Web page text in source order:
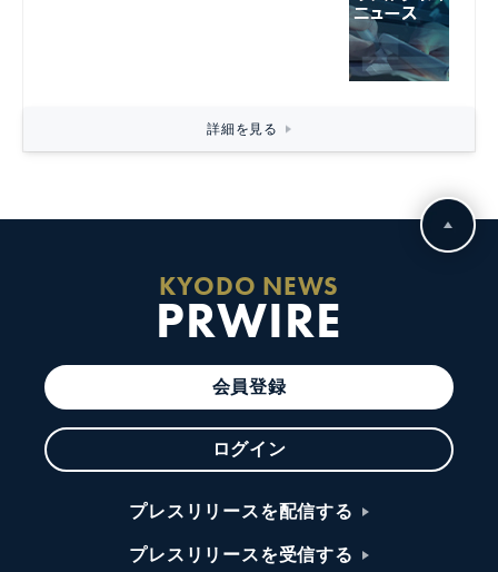
詳細を見る
KYODO NEWS
PRWIRE
会員登録
ログイン
プレスリリースを配信する
プレスリリースを受信する